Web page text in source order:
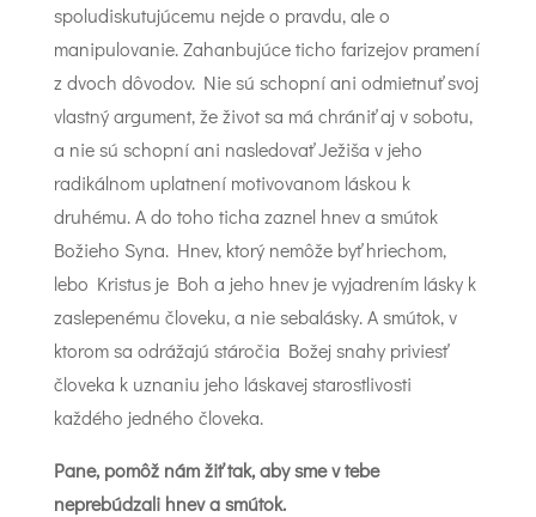
spoludiskutujúcemu nejde o pravdu, ale o
manipulovanie. Zahanbujúce ticho farizejov pramení
z dvoch dôvodov. Nie sú schopní ani odmietnuť svoj
vlastný argument, že život sa má chrániť aj v sobotu,
a nie sú schopní ani nasledovať Ježiša v jeho
radikálnom uplatnení motivovanom láskou k
druhému. A do toho ticha zaznel hnev a smútok
Božieho Syna. Hnev, ktorý nemôže byť hriechom,
lebo Kristus je Boh a jeho hnev je vyjadrením lásky k
zaslepenému človeku, a nie sebalásky. A smútok, v
ktorom sa odrážajú stáročia Božej snahy priviesť
človeka k uznaniu jeho láskavej starostlivosti
každého jedného človeka.
Pane, pomôž nám žiť tak, aby sme v tebe
neprebúdzali hnev a smútok.